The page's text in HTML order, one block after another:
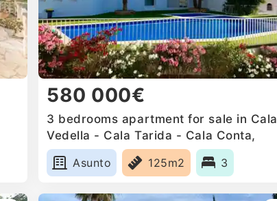
580 000€
3 bedrooms apartment for sale in Cala
Vedella - Cala Tarida - Cala Conta,
Spain
Asunto
125m2 3